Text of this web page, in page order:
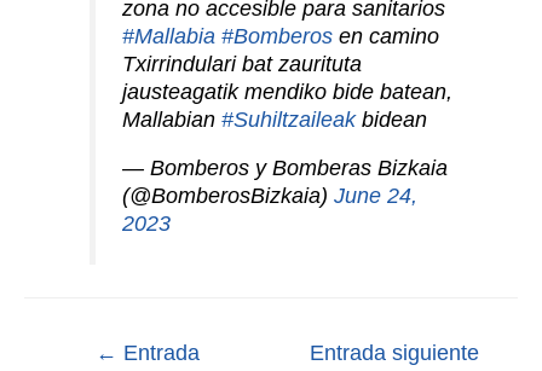
zona no accesible para sanitarios
#Mallabia #Bomberosen camino
Txirrindulari bat zaurituta
jausteagatik mendiko bide batean,
Mallabian #Suhiltzaileakbidean
— Bomberos y Bomberas Bizkaia
(@BomberosBizkaia) June 24,
2023
← Entrada
Entrada siguiente